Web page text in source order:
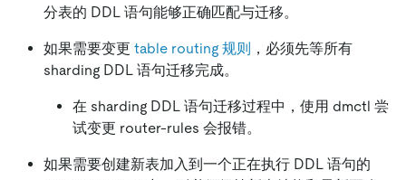
分表的 DDL 语句能够正确匹配与迁移。
如果需要变更 table routing 规则 ，必须先等所有
sharding DDL 语句迁移完成。
在 sharding DDL 语句迁移过程中，使用 dmctl 尝
试变更 router-rules 会报错。
如果需要创建新表加入到一个正在执行 DDL 语句的